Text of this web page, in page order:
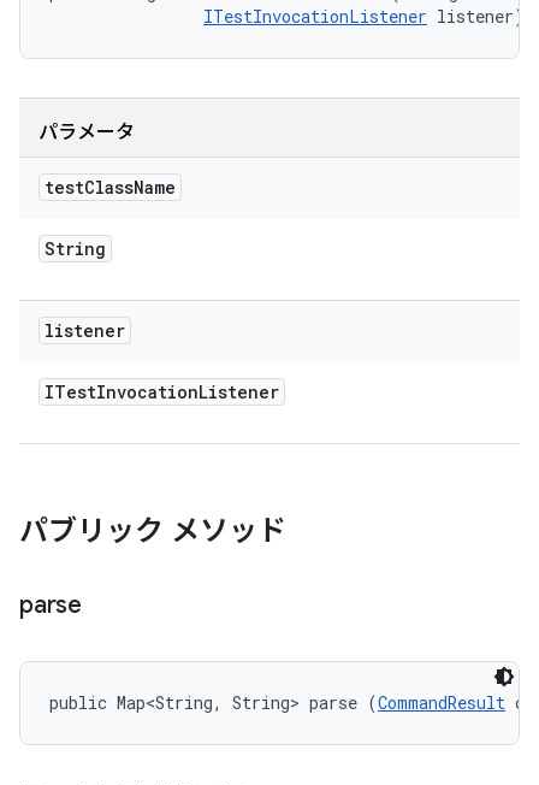
ITestInvocationListener listener)
パラメータ
testClassName
String
listener
ITestInvocationListener
パブリック メソッド
parse
public Map<String, String> parse (CommandResult